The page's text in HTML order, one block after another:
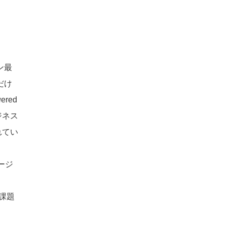
最
け
ス
い
ジ
題